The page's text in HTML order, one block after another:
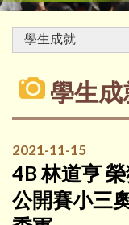
學生成
2021-11-15
4B 林道亨
公開賽小三